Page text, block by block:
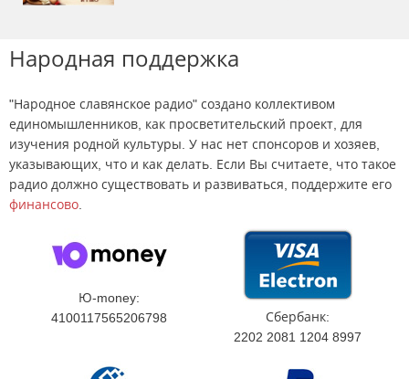
Народная поддержка
"Народное славянское радио" создано коллективом
единомышленников, как просветительский проект, для
изучения родной культуры. У нас нет спонсоров и хозяев,
указывающих, что и как делать. Если Вы считаете, что такое
радио должно существовать и развиваться, поддержите его
финансово.
Ю-money:
4100117565206798
Сбербанк:
2202 2081 1204 8997